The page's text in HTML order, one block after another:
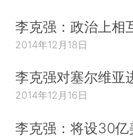
李克强：政治上相
2014年12月18日
李克强对塞尔维亚
2014年12月16日
李克强：将设30